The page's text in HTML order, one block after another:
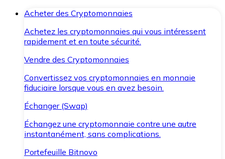
Acheter des Cryptomonnaies
Achetez les cryptomonnaies qui vous intéressent
rapidement et en toute sécurité.
Vendre des Cryptomonnaies
Convertissez vos cryptomonnaies en monnaie
fiduciaire lorsque vous en avez besoin.
Échanger (Swap)
Échangez une cryptomonnaie contre une autre
instantanément, sans complications.
Portefeuille Bitnovo